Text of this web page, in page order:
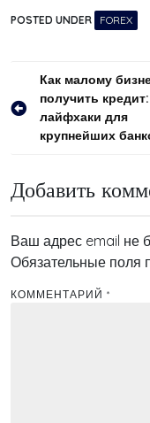
POSTED UNDER FOREX
Навигация
по
записям
Как малому
получить кредит:
лайфхаки для
крупнейших
Добавить
Ваш адрес email не
Обязательные поля
КОММЕНТАРИЙ *